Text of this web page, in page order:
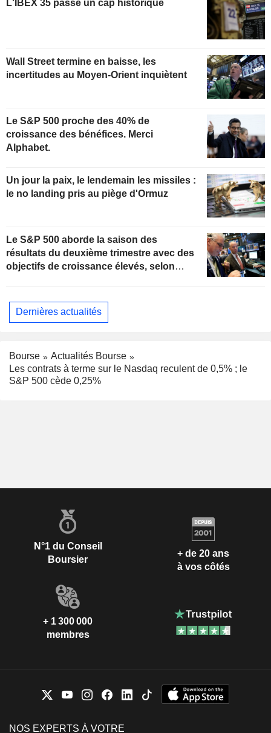
L'IBEX 35 passe un cap historique
Wall Street termine en baisse, les
incertitudes au Moyen-Orient inquiètent
Le S&P 500 proche des 40% de
croissance des bénéfices. Merci
Alphabet.
Un jour la paix, le lendemain les missiles :
le no landing pris au piège d'Ormuz
Le S&P 500 aborde la saison des
résultats du deuxième trimestre avec des
objectifs de croissance élevés, selon
Dernières actualités
Bourse
Actualités Bourse
Les contrats à terme sur le Nasdaq reculent de 0,5% ; le
S&P 500 cède 0,25%
N°1 du Conseil
Boursier
+ de 20 ans
à vos côtés
+ 1 300 000
membres
NOS EXPERTS À VOTRE